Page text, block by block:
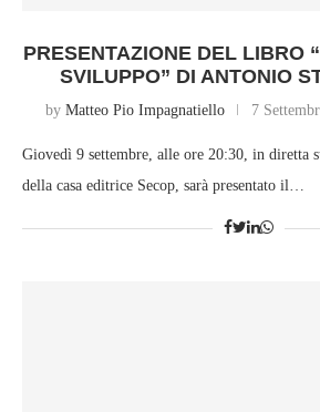
PRESENTAZIONE DEL LIBRO
SVILUPPO” DI ANTONIO
by Matteo Pio Impagnatiello 7
Giovedì 9 settembre, alle ore 20:30, in diretta
della casa editrice Secop, sarà presentato il…